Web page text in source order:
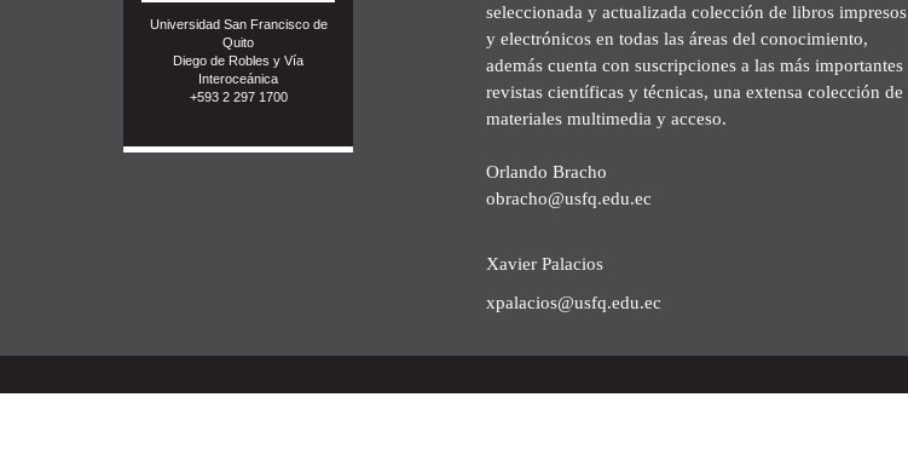
Universidad San Francisco de
Quito
Diego de Robles y Vía
Interoceánica
+593 2 297 1700
seleccionada y actualizada colección de libros impresos
y electrónicos en todas las áreas del conocimiento,
además cuenta con suscripciones a las más importantes
revistas científicas y técnicas, una extensa colección de
materiales multimedia y acceso.
Orlando Bracho
obracho@usfq.edu.ec
Xavier Palacios
xpalacios@usfq.edu.ec